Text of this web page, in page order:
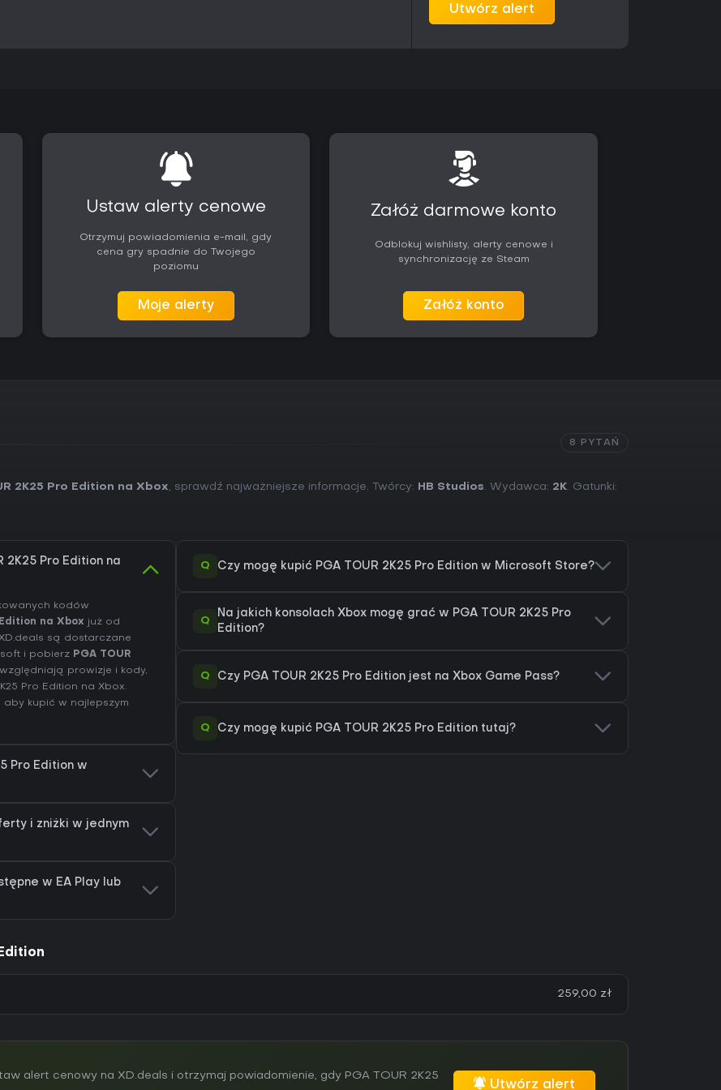
Utwórz alert
Ustaw alerty cenowe
Otrzymuj powiadomienia e-mail, gdy
cena gry spadnie do Twojego
poziomu
Moje alerty
Załóż darmowe konto
Odblokuj wishlisty, alerty cenowe i
synchronizację ze Steam
Załóż konto
8 PYTAŃ
2K25 Pro Edition na Xbox, sprawdź najważniejsze informacje. Twórcy: HB Studios. Wydawca: 2K. Gatunki:
2K25 Pro Edition na
kodów
na Xbox już od
są dostarczane
i pobierz PGA TOUR
prowizje i kody,
Pro Edition na Xbox.
, aby kupić w najlepszym
Pro Edition w
i zniżki w jednym
w EA Play lub
Q Czy mogę kupić PGA TOUR 2K25 Pro Edition w Microsoft Store?
Q
Na jakich konsolach Xbox mogę grać w PGA TOUR 2K25 Pro
Edition?
Q Czy PGA TOUR 2K25 Pro Edition jest na Xbox Game Pass?
Q Czy mogę kupić PGA TOUR 2K25 Pro Edition tutaj?
259,00 zł
alert cenowy na XD.deals i otrzymaj powiadomienie, gdy PGA TOUR 2K25
Utwórz alert